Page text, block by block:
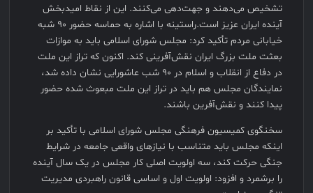
تشخیص می‌دهند و جهت‌دهی می‌کنند. این از نقاط امیدبخش
آینده ایران عزیز است.راستینه با اشاره به حماسه حضور ۹۰ شبه
خیابانی مردم تأکید کرد: مجلس شورای اسلامی باید به موازات
بعثت ملت بزرگ ایران نقش‌آفرینی کند. اکنون که تراز این ملت
در دفاع از انقلاب و اسلام در ۹۰ شب عاشورایی نشان داده شد،
نمایندگان مجلس هم باید در تراز این ملت مبعوث شده حضور
پیدا کنند و نقش‌آفرین باشند.
سخنگوی کمیسیون فرهنگی مجلس شورای اسلامی با تأکید بر
اینکه مجلس باید متناسب با نیازهای واقعی جامعه در شرایط
جنگی حرکت کند، سه اولویت اصلی کار مجلس در یک سال آینده
را برشمرد و افزود: اولویت اول و اساسی قانون راهبردی مدیریت